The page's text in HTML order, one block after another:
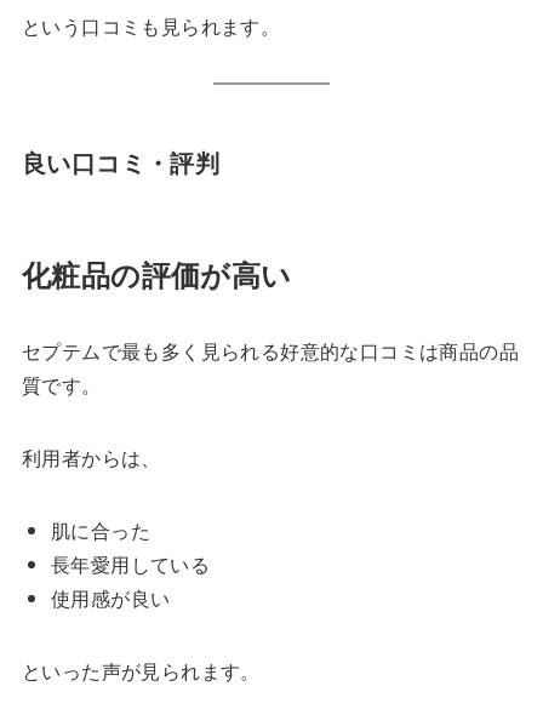
という口コミも見られます。
良い口コミ・評判
化粧品の評価が高い
セプテムで最も多く見られる好意的な口コミは商品の品
質です。
利用者からは、
肌に合った
長年愛用している
使用感が良い
といった声が見られます。